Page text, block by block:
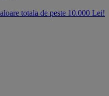
totala de peste 10.000 Lei!